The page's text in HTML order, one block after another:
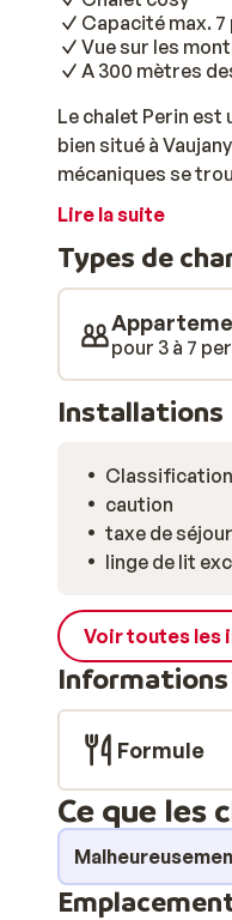
Capacité max. 7
Vue sur les
A 300 mètres
Le chalet Perin
bien situé à
mécaniques se
profiter au
autour d’un bon
Lire la suite
Types de
pour 3 à 7
Installations
caution
taxe de séjour
linge de lit
Voir toutes les
Formule
Ce que les